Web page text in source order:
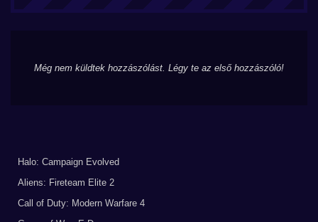
Még nem küldtek hozzászólást. Légy te az első hozzászóló!
Halo: Campaign Evolved
Aliens: Fireteam Elite 2
Call of Duty: Modern Warfare 4